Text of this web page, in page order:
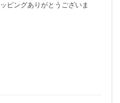
ピングありがとうございま